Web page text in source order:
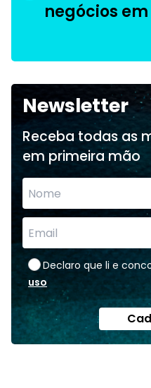
negócios
Newsletter
Receba todas as
em primeira mão
Declaro que li e
uso